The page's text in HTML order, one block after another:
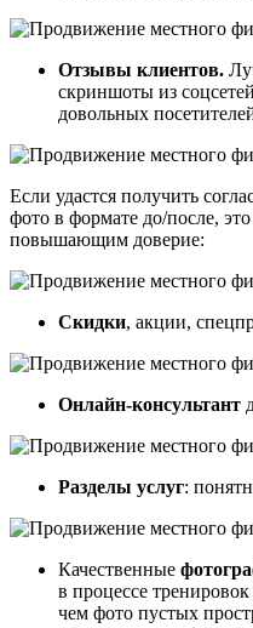
Отзывы клиентов.
скриншоты из
довольных
Если удастся получить
фото в формате до/после,
повышающим доверие:
Скидки, акции,
Онлайн-консультант
Разделы услуг:
Качественные
в процессе
чем фото пустых